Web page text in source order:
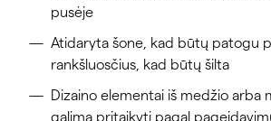
pusėje
Atidaryta šone, kad būtų patogu
rankšluosčius, kad būtų šilta
Dizaino elementai iš medžio arba
galima pritaikyti pagal